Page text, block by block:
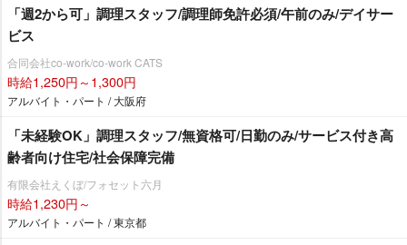
「週2から可」調理スタッフ/調理師免許必須/午前のみ/デイサー
ビス
合同会社co-work/co-work CATS
時給1,250円～1,300円
アルバイト・パート / 大阪府
「未経験OK」調理スタッフ/無資格可/日勤のみ/サービス付き高
齢者向け住宅/社会保障完備
有限会社えくぼ/フォセット六月
時給1,230円～
アルバイト・パート / 東京都